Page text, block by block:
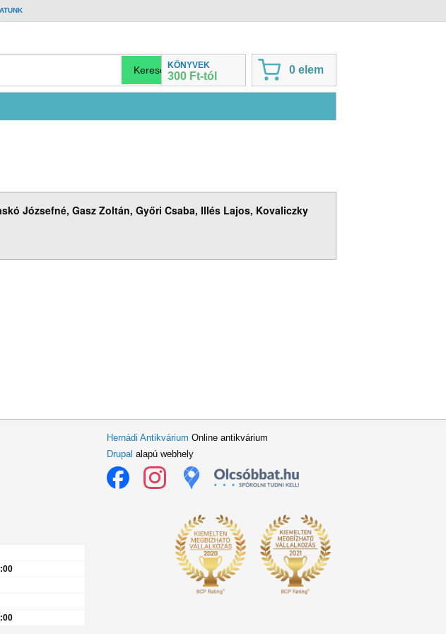
KÖNYVEK
300 Ft-tól
0 elem
Józsefné, Gasz Zoltán, Győri Csaba, Illés Lajos, Kovaliczky
Hernádi Antikvárium Online antikvárium
Drupal alapú webhely